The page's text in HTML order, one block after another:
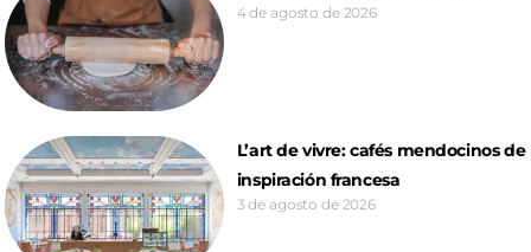
4 de agosto de 2026
L’art de vivre: cafés mendocinos de
inspiración francesa
3 de agosto de 2026